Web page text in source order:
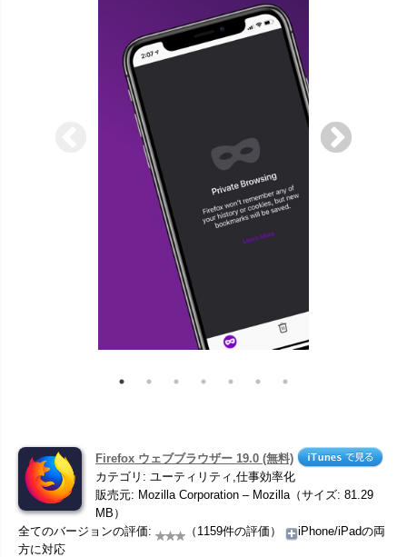
Firefox ウェブブラウザー 19.0 (無料)
カテゴリ: ユーティリティ,仕事効率化
販売元: Mozilla Corporation – Mozilla（サイズ: 81.29
MB）
全てのバージョンの評価:
（1159件の評価）
iPhone/iPadの両
方に対応